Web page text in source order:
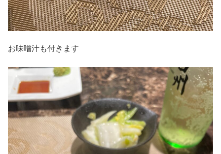
お味噌汁も付きます